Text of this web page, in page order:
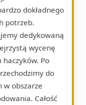
dokładnego
potrzeb.
dedykowaną
wycenę
Po
do
w obszarze
Całość